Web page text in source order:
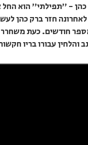
חזר ברק כהן
חודשים. כעת משחרר
עבורו בריו